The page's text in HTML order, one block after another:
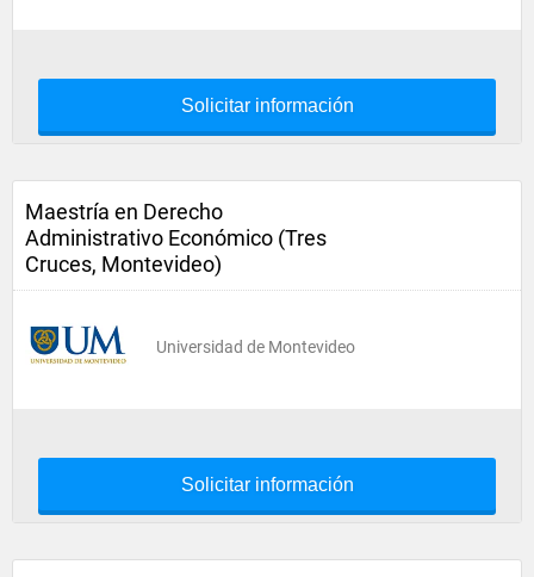
Solicitar información
Maestría en Derecho
Administrativo Económico (Tres
Cruces, Montevideo)
Universidad de Montevideo
Solicitar información